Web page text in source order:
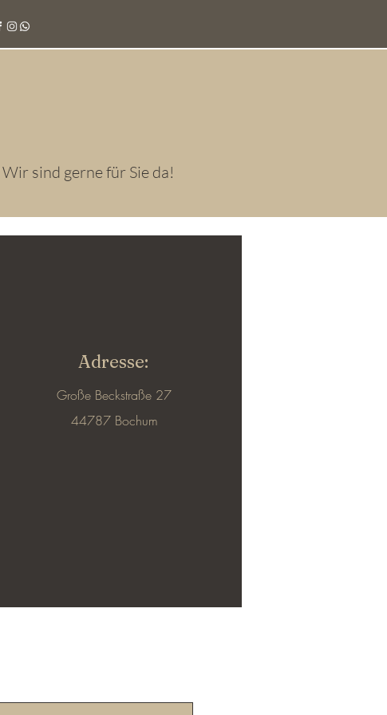
Wir sind gerne für Sie da!
Adresse:
Große Beckstraße 27
44787 Bochum